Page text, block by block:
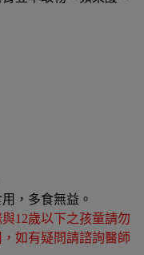
，多食無益。
12歲以下之孩童請勿
如有疑問請諮詢醫師